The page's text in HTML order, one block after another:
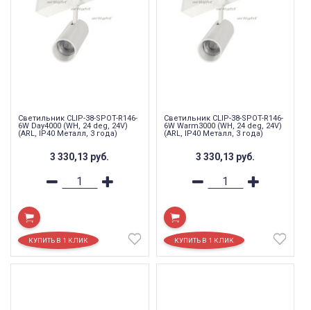
Светильник CLIP-38-SPOT-R146-
6W Day4000 (WH, 24 deg, 24V)
(ARL, IP40 Металл, 3 года)
3 330,13 руб.
Светильник CLIP-38-SPOT-R146-
6W Warm3000 (WH, 24 deg, 24V)
(ARL, IP40 Металл, 3 года)
3 330,13 руб.